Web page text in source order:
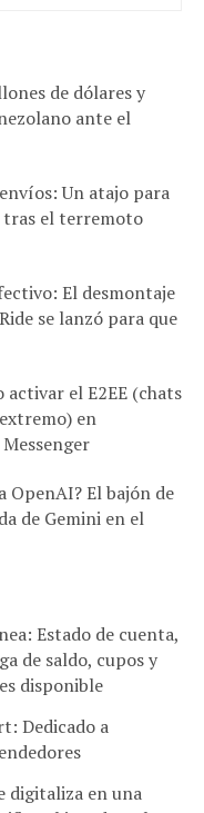
de dólares y
ante el
Un atajo para
el terremoto
El desmontaje
se lanzó para que
activar el E2EE (chats
en
OpenAI? El bajón de
de Gemini en el
Estado de cuenta,
de saldo, cupos y
disponible
Dedicado a
digitaliza en una